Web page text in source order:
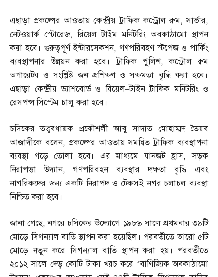
এছাড়া প্রকল্পের আওতায় কেন্দ্রীয় ট্রাফিক কন্ট্রোল রুম,সার্ভার,
নেটওয়ার্ক স্টোরেজ,রিয়েল–টাইম মনিটরিং অবকাঠামো স্থাপন
করা হবে। গুরুত্বপূর্ণ ইন্টারসেকশন, গণপরিবহণ স্টপেজ ও পার্কিং
ব্যবস্থাপনার উন্নয়ন করা হবে। ট্রাফিক পুলিশ,কন্ট্রোল রুম
অপারেটর ও সংশ্লিষ্ট জন প্রশিক্ষণ ও সক্ষমতা বৃদ্ধি করা হবে।
এছাড়া কেন্দ্রীয় ড্যাশবোর্ড ও রিয়েল–টাইন ট্রাফিক মনিটরিং ও
রেসপন্স সিস্টেম চালু করা হবে।
চসিকের তত্ত্ববধায়ক প্রকৌশলী আবু সাদাত মোহাম্মদ তৈয়ব
আজাদীকে বলেন, প্রকল্পের আওতায় সমন্বিত ট্রাফিক ব্যবস্থাপনা
ব্যবস্থা গড়ে তোলা হবে। এর মাধ্যমে যানজট হ্রাস,সড়ক
নিরাপত্তা উদ্যান,গণপরিবহন ব্যবস্থার দক্ষতা বৃদ্ধি এবং
নাগরিকদের জন্য একটি নিরাপদ ও টেকসই নগর চলাচল ব্যবস্থা
নিশ্চিত করা হবে।
জানা গেছে,নগরে চসিকের উদ্যোগে ১৯৮৯ সালে প্রথমবার ৩৯টি
মোড়ে সিগন্যাল বাতি স্থাপন করা হয়েছিল। পরবর্তীতে আরো ৫টি
মোড়ে নতুন করে সিগন্যাল বাতি স্থাপন করা হয়। পরবর্তীতে
২০১২ সালে দেড় কোটি টাকা খরচ করে ‘বাণিজ্যিক অবকাঠামো